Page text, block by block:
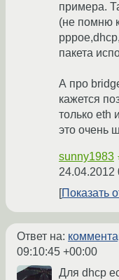
примера.
(не помню
пакета
А про
кажется
только eth
это очень
sunny1983
24.04.2012
Показать
Ответ на:
09:10:45 +00:00
Для dhcp